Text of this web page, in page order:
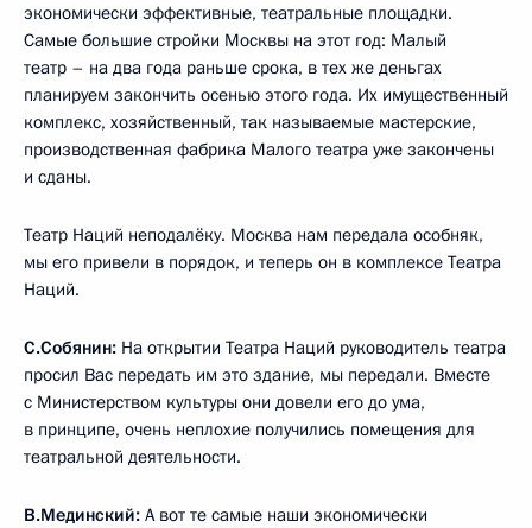
экономически эффективные, театральные площадки.
Самые большие стройки Москвы на этот год: Малый
театр – на два года раньше срока, в тех же деньгах
планируем закончить осенью этого года. Их имущественный
комплекс, хозяйственный, так называемые мастерские,
производственная фабрика Малого театра уже закончены
и сданы.
Театр Наций неподалёку. Москва нам передала особняк,
мы его привели в порядок, и теперь он в комплексе Театра
Наций.
С.Собянин: На открытии Театра Наций руководитель театра
просил Вас передать им это здание, мы передали. Вместе
с Министерством культуры они довели его до ума,
в принципе, очень неплохие получились помещения для
театральной деятельности.
В.Мединский: А вот те самые наши экономически